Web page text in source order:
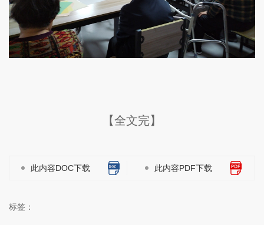
【全文完】
此内容DOC下载 此内容PDF下载
标签：